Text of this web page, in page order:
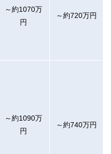
～約1070万
円
～約720万円
～約1090万
円
～約740万円